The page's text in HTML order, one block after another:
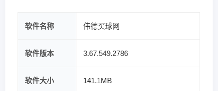
软件名称 伟德买球网
软件版本 3.67.549.2786
软件大小 141.1MB